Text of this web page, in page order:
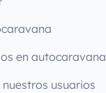
en autocaravana
usuarios